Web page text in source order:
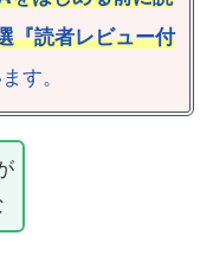
『読者レビュー付
す。